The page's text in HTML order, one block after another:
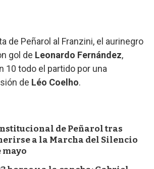
de Peñarol al Franzini, el aurinegro
gol de Leonardo Fernández,
10 todo el partido por una
de Léo Coelho.
de Peñarol tras
a la Marcha del Silencio
mayo